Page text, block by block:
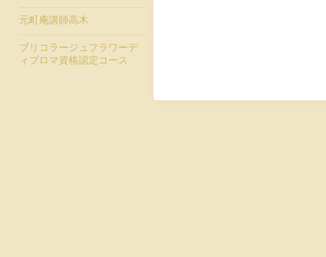
元町庵講師高木
ブリコラージュフラワーデ
ィプロマ資格認定コース